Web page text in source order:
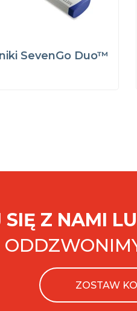
SevenGo Duo™
SIĘ Z NAMI
ZOSTAW